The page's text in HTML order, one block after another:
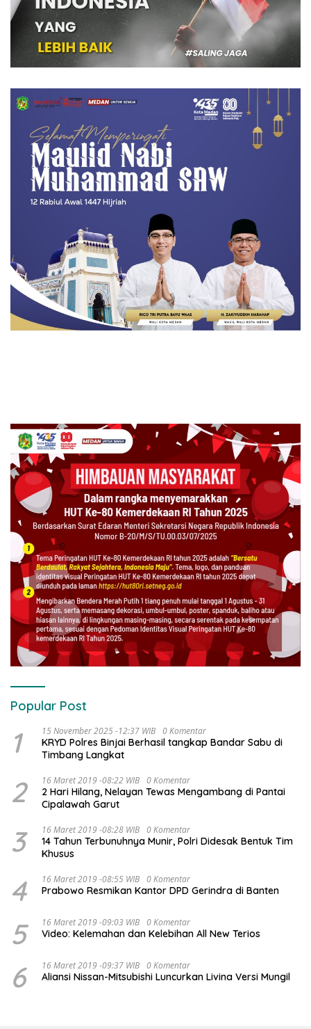
Popular Post
1 15 November 2025 -12:37 WIB 0 Komentar
KRYD Polres Binjai Berhasil tangkap Bandar Sabu di
Timbang Langkat
2 16 Maret 2019 -08:22 WIB 0 Komentar
2 Hari Hilang, Nelayan Tewas Mengambang di Pantai
Cipalawah Garut
3 16 Maret 2019 -08:28 WIB 0 Komentar
14 Tahun Terbunuhnya Munir, Polri Didesak Bentuk Tim
Khusus
4 16 Maret 2019 -08:55 WIB 0 Komentar
Prabowo Resmikan Kantor DPD Gerindra di Banten
5 16 Maret 2019 -09:03 WIB 0 Komentar
Video: Kelemahan dan Kelebihan All New Terios
6 16 Maret 2019 -09:37 WIB 0 Komentar
Aliansi Nissan-Mitsubishi Luncurkan Livina Versi Mungil